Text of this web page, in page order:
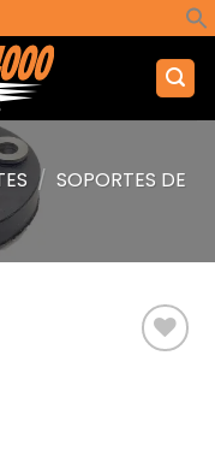
/ SOPORTES DE